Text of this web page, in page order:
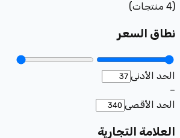
(
4 منتجات)
نطاق السعر
الحد الأدنى
–
الحد الأقصى
العلامة التجارية